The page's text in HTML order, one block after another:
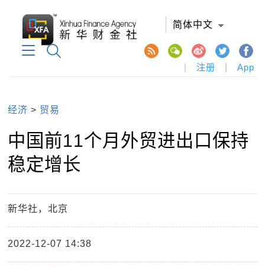
简体中文
注册 App
经济 > 贸易
中国前11个月外贸进出口保持
稳定增长
新华社，北京
2022-12-07 14:38